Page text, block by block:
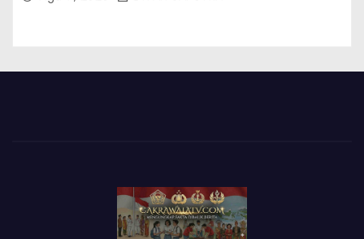
Perwakilan Provinsi Lampung Media